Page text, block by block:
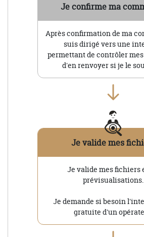
Je confirme ma
Après confirmation de ma
suis dirigé vers une
permettant de contrôler
d'en renvoyer si je le
Je valide mes
Je valide mes fichiers
prévisualisations.
Je demande si besoin
gratuite d'un